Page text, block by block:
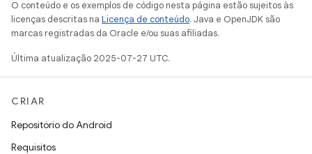
O conteúdo e os exemplos de código nesta página estão sujeitos às
licenças descritas na Licença de conteúdo. Java e OpenJDK são
marcas registradas da Oracle e/ou suas afiliadas.
Última atualização 2025-07-27 UTC.
CRIAR
Repositório do Android
Requisitos